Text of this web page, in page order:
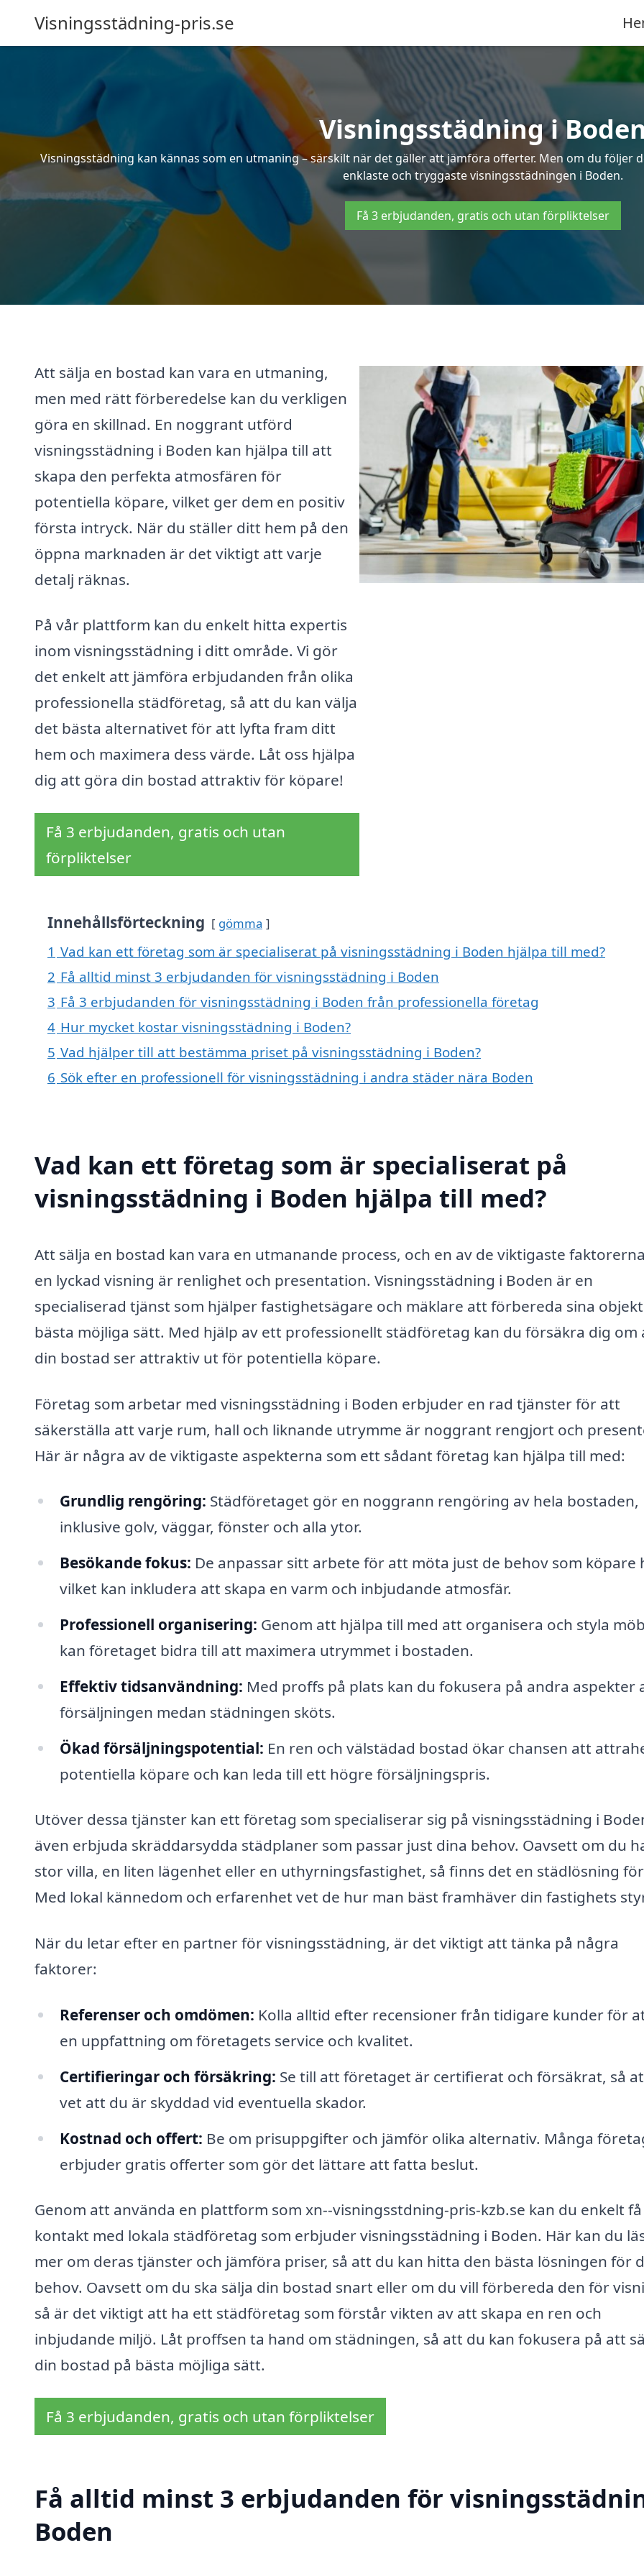
Visningsstädning-pris.se
Visningsstädning i
Visningsstädning kan kännas som en utmaning – särskilt när det gäller att jämföra offerter. Men om du följer
enklaste och tryggaste visningsstädningen i Boden.
Få 3 erbjudanden, gratis och utan förpliktelser
Att sälja en bostad kan vara en utmaning,
men med rätt förberedelse kan du verkligen
göra en skillnad. En noggrant utförd
visningsstädning i Boden kan hjälpa till att
skapa den perfekta atmosfären för
potentiella köpare, vilket ger dem en positiv
första intryck. När du ställer ditt hem på den
öppna marknaden är det viktigt att varje
detalj räknas.
På vår plattform kan du enkelt hitta expertis
inom visningsstädning i ditt område. Vi gör
det enkelt att jämföra erbjudanden från olika
professionella städföretag, så att du kan välja
det bästa alternativet för att lyfta fram ditt
hem och maximera dess värde. Låt oss hjälpa
dig att göra din bostad attraktiv för köpare!
Få 3 erbjudanden, gratis och utan
förpliktelser
Innehållsförteckning gömma
1 Vad kan ett företag som är specialiserat på visningsstädning i Boden hjälpa till med?
2 Få alltid minst 3 erbjudanden för visningsstädning i Boden
3 Få 3 erbjudanden för visningsstädning i Boden från professionella företag
4 Hur mycket kostar visningsstädning i Boden?
5 Vad hjälper till att bestämma priset på visningsstädning i Boden?
6 Sök efter en professionell för visningsstädning i andra städer nära Boden
Vad kan ett företag som är specialiserat på
visningsstädning i Boden hjälpa till med?
Att sälja en bostad kan vara en utmanande process, och en av de viktigaste
en lyckad visning är renlighet och presentation. Visningsstädning i Boden är en
specialiserad tjänst som hjälper fastighetsägare och mäklare att förbereda sina
bästa möjliga sätt. Med hjälp av ett professionellt städföretag kan du försäkra dig om
din bostad ser attraktiv ut för potentiella köpare.
Företag som arbetar med visningsstädning i Boden erbjuder en rad tjänster för att
säkerställa att varje rum, hall och liknande utrymme är noggrant rengjort och
Här är några av de viktigaste aspekterna som ett sådant företag kan hjälpa till med:
Grundlig rengöring: Städföretaget gör en noggrann rengöring av hela bostaden,
inklusive golv, väggar, fönster och alla ytor.
Besökande fokus: De anpassar sitt arbete för att möta just de behov som köpare
vilket kan inkludera att skapa en varm och inbjudande atmosfär.
Professionell organisering: Genom att hjälpa till med att organisera och styla
kan företaget bidra till att maximera utrymmet i bostaden.
Effektiv tidsanvändning: Med proffs på plats kan du fokusera på andra aspekter
försäljningen medan städningen sköts.
Ökad försäljningspotential: En ren och välstädad bostad ökar chansen att
potentiella köpare och kan leda till ett högre försäljningspris.
Utöver dessa tjänster kan ett företag som specialiserar sig på visningsstädning i
även erbjuda skräddarsydda städplaner som passar just dina behov. Oavsett om du
stor villa, en liten lägenhet eller en uthyrningsfastighet, så finns det en städlösning
Med lokal kännedom och erfarenhet vet de hur man bäst framhäver din fastighets
När du letar efter en partner för visningsstädning, är det viktigt att tänka på några
faktorer:
Referenser och omdömen: Kolla alltid efter recensioner från tidigare kunder för
en uppfattning om företagets service och kvalitet.
Certifieringar och försäkring: Se till att företaget är certifierat och försäkrat, så
vet att du är skyddad vid eventuella skador.
Kostnad och offert: Be om prisuppgifter och jämför olika alternativ. Många
erbjuder gratis offerter som gör det lättare att fatta beslut.
Genom att använda en plattform som xn--visningsstdning-pris-kzb.se kan du enkelt få
kontakt med lokala städföretag som erbjuder visningsstädning i Boden. Här kan du
mer om deras tjänster och jämföra priser, så att du kan hitta den bästa lösningen för
behov. Oavsett om du ska sälja din bostad snart eller om du vill förbereda den för
så är det viktigt att ha ett städföretag som förstår vikten av att skapa en ren och
inbjudande miljö. Låt proffsen ta hand om städningen, så att du kan fokusera på att
din bostad på bästa möjliga sätt.
Få 3 erbjudanden, gratis och utan förpliktelser
Få alltid minst 3 erbjudanden för
Boden